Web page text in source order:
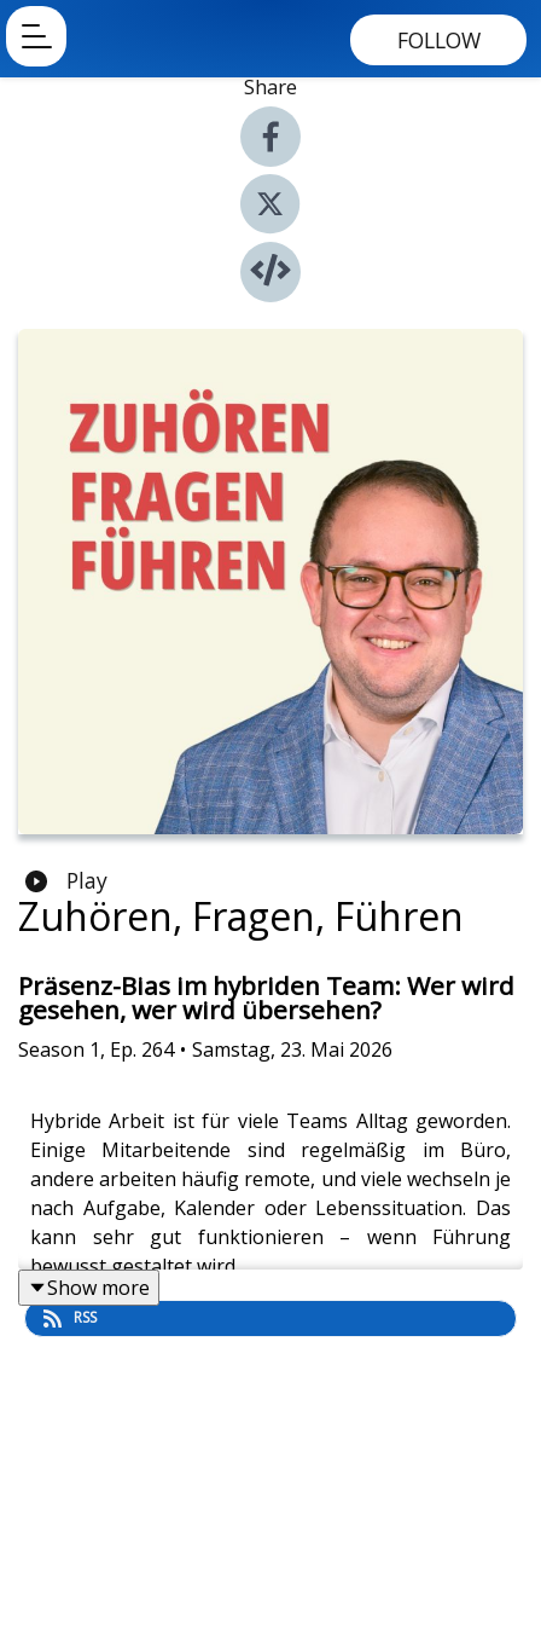
FOLLOW
Share
Play
Zuhören, Fragen, Führen
Präsenz-Bias im hybriden Team: Wer wird
gesehen, wer wird übersehen?
Season 1, Ep. 264 • Samstag, 23. Mai 2026
Hybride Arbeit ist für viele Teams Alltag geworden.
Einige Mitarbeitende sind regelmäßig im Büro,
andere arbeiten häufig remote, und viele wechseln je
nach Aufgabe, Kalender oder Lebenssituation. Das
kann sehr gut funktionieren – wenn Führung
bewusst gestaltet wird.
Denn im hybriden Team entsteht schnell ein
Problem: Wer öfter im Büro ist, wird häufiger
Show more
RSS